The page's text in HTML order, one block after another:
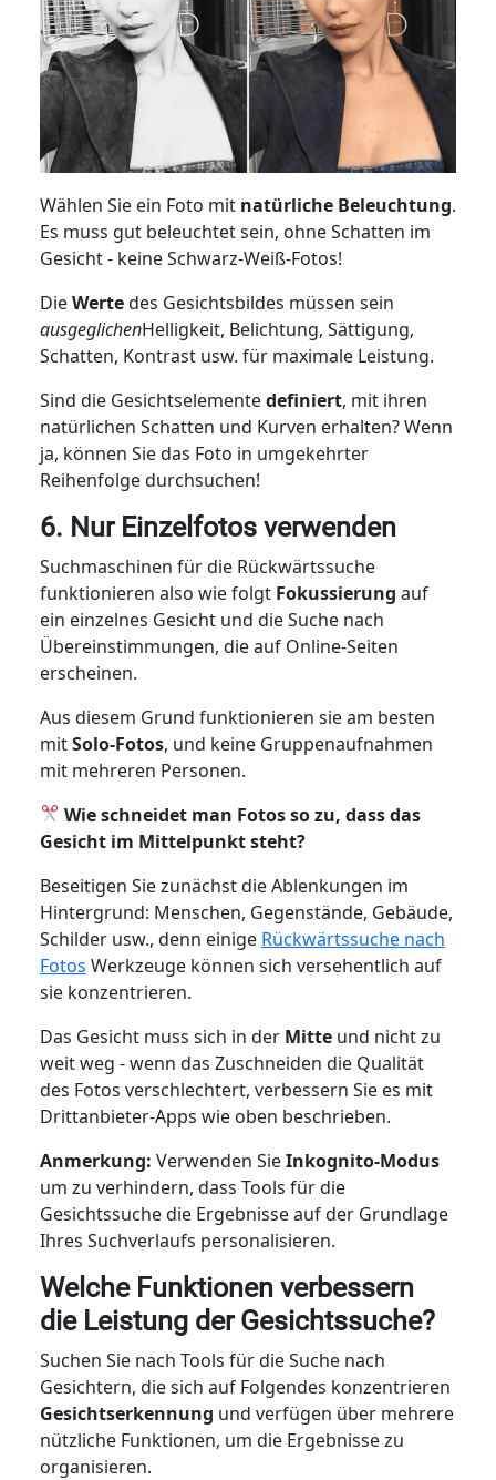
Wählen Sie ein Foto mit natürliche Beleuchtung.
Es muss gut beleuchtet sein, ohne Schatten im
Gesicht - keine Schwarz-Weiß-Fotos!
DieWertedes Gesichtsbildes müssen sein
ausgeglichenHelligkeit, Belichtung, Sättigung,
Schatten, Kontrast usw. für maximale Leistung.
Sind die Gesichtselementedefiniert, mit ihren
natürlichen Schatten und Kurven erhalten? Wenn
ja, können Sie das Foto in umgekehrter
Reihenfolge durchsuchen!
6. Nur Einzelfotos verwenden
Suchmaschinen für die Rückwärtssuche
funktionieren also wie folgt Fokussierung auf
ein einzelnes Gesicht und die Suche nach
Übereinstimmungen, die auf Online-Seiten
erscheinen.
Aus diesem Grund funktionieren sie am besten
mitSolo-Fotos, und keine Gruppenaufnahmen
mit mehreren Personen.
Wie schneidet man Fotos so zu, dass das
Gesicht im Mittelpunkt steht?
Beseitigen Sie zunächst die Ablenkungen im
Hintergrund: Menschen, Gegenstände, Gebäude,
Schilder usw., denn einige Rückwärtssuche nach
Fotos Werkzeuge können sich versehentlich auf
sie konzentrieren.
Das Gesicht muss sich in der Mitteund nicht zu
weit weg - wenn das Zuschneiden die Qualität
des Fotos verschlechtert, verbessern Sie es mit
Drittanbieter-Apps wie oben beschrieben.
Anmerkung: Verwenden SieInkognito-Modus
um zu verhindern, dass Tools für die
Gesichtssuche die Ergebnisse auf der Grundlage
Ihres Suchverlaufs personalisieren.
Welche Funktionen verbessern
die Leistung der Gesichtssuche?
Suchen Sie nach Tools für die Suche nach
Gesichtern, die sich auf Folgendes konzentrieren
Gesichtserkennung und verfügen über mehrere
nützliche Funktionen, um die Ergebnisse zu
organisieren.